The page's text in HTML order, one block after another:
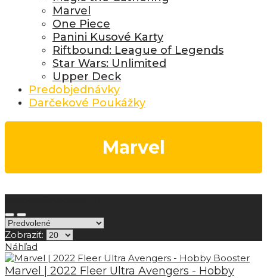
Marvel
One Piece
Panini Kusové Karty
Riftbound: League of Legends
Star Wars: Unlimited
Upper Deck
Predobjednávky
Darčekové Poukážky
Marvel
Zobraziť:
Náhľad
Marvel | 2022 Fleer Ultra Avengers - Hobby